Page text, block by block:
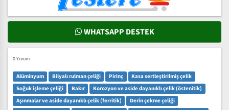
WHATSAPP DESTEK
0 Yorum
Alüminyum Bilyalı rulman çeliği Pirinç
Kasa sertleştirilmiş çelik
Soğuk işleme çeliği
Bakır
Korozyon ve aside dayanıklı çelik (östenitik)
Aşınmalar ve aside dayanıklı çelik (ferritik)
Derin çekme çeliği